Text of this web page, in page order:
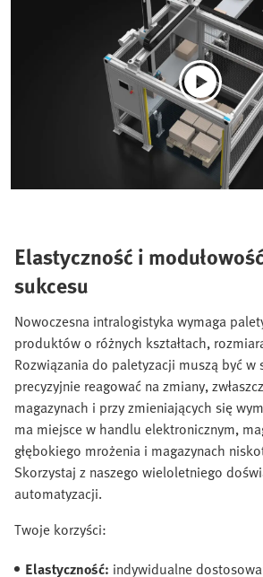
Elastyczność i
sukcesu
Nowoczesna intralogistyka wymaga
produktów o różnych kształtach,
Rozwiązania do paletyzacji muszą być w
precyzyjnie reagować na zmiany,
magazynach i przy zmieniających się
ma miejsce w handlu elektronicznym,
głębokiego mrożenia i magazynach
Skorzystaj z naszego wieloletniego
automatyzacji.
Twoje korzyści:
Elastyczność: indywidualne